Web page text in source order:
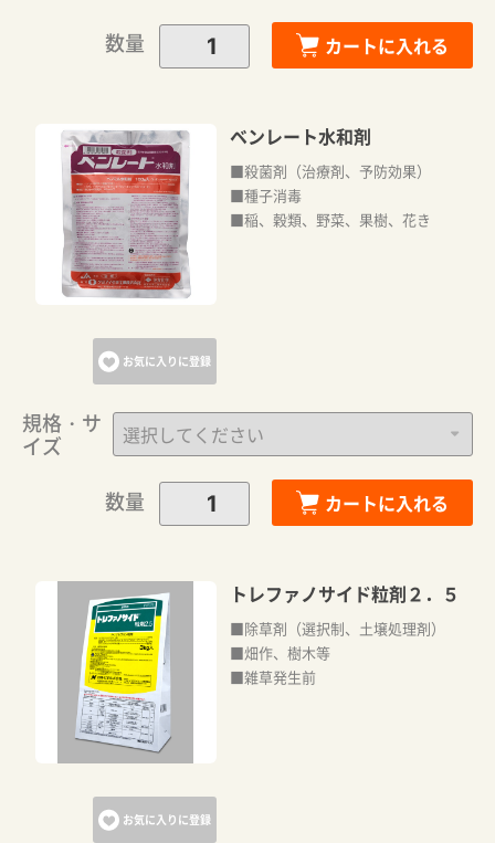
数量
カートに入れる
お気に入りに登録
ベンレート水和剤
■殺菌剤（治療剤、予防効果）
■種子消毒
■稲、穀類、野菜、果樹、花き
規格・サ
イズ
数量
カートに入れる
お気に入りに登録
トレファノサイド粒剤２．５
■除草剤（選択制、土壌処理剤）
■畑作、樹木等
■雑草発生前
カートに追加しました。